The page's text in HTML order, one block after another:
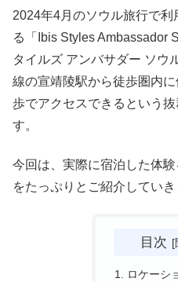
2024年4月のソウル旅行で
る「Ibis Styles Ambassador
タイルズ アンバサダー ソウ
線の宣靖陵駅から徒歩圏内
歩でアクセスできるという
す。
今回は、実際に宿泊した体
をたっぷりとご紹介していき
目次
ロケーシ